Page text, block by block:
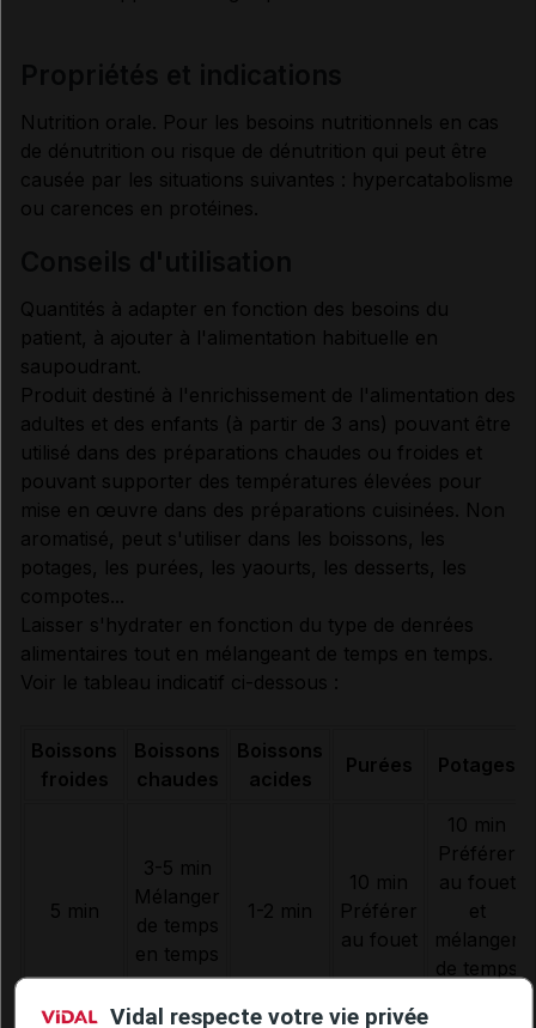
Nutrition orale. Pour les besoins nutritionnels en cas
de dénutrition ou risque de dénutrition qui peut être
causée par les situations suivantes : hypercatabolisme
ou carences en protéines.
Quantités à adapter en fonction des besoins du
patient, à ajouter à l'alimentation habituelle en
saupoudrant.
Produit destiné à l'enrichissement de l'alimentation des
adultes et des enfants (à partir de 3 ans) pouvant être
utilisé dans des préparations chaudes ou froides et
pouvant supporter des températures élevées pour
mise en œuvre dans des préparations cuisinées. Non
aromatisé, peut s'utiliser dans les boissons, les
potages, les purées, les yaourts, les desserts, les
compotes...
Laisser s'hydrater en fonction du type de denrées
alimentaires tout en mélangeant de temps en temps.
Voir le tableau indicatif ci-dessous :
Boissons
froides
Boissons
chaudes
Boissons
acides
Purées Potages
5 min
3-5 min
Mélanger
de temps
en temps
1-2 min
10 min
Préférer
au fouet
10 min
Préférer
au fouet
et
mélanger
de temps
Vidal respecte votre vie privée